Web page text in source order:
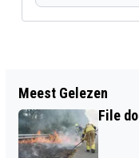
VEEL SCHADE
AUTO EN
POLITIE MEE
Meest Gelezen
File